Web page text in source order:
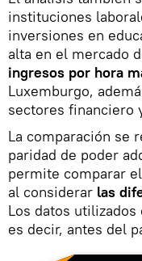
instituciones
inversiones en
alta en el mercado
ingresos por hora
Luxemburgo,
sectores financiero
La comparación se
paridad de poder
permite comparar
al considerar las
Los datos
es decir, antes del